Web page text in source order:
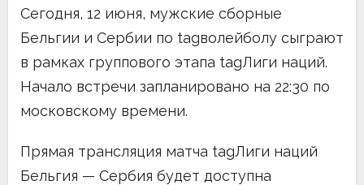
Сегодня, 12 июня, мужские сборные
Бельгии и Сербии по tagволейболу сыграют
в рамках группового этапа tagЛиги наций.
Начало встречи запланировано на 22:30 по
московскому времени.
Прямая трансляция матча tagЛиги наций
Бельгия — Сербия будет доступна